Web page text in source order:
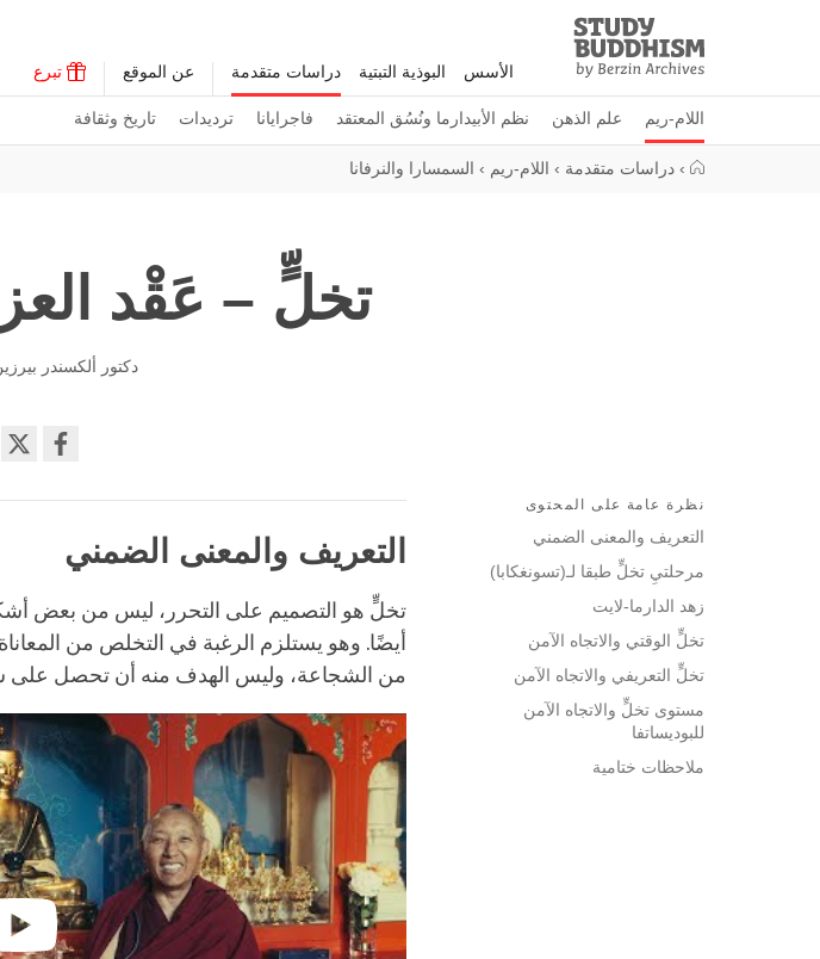
Study
Buddhism
Home
الأسس البوذية التبتية دراسات متقدمة
اللام-ريم علم الذهن نظم الأبيدارما ونُسُق المعتقد فاجرايانا ترديدات تاريخ وثقافة
عن الموقع تبرع
› دراسات متقدمة › اللام-ريم › السمسارا والنرفانا
تخلٍّ – عَقْد
دكتور ألكسندر
on
نظرة عامة على المحتوى
التعريف والمعنى الضمني
مرحلتيِ تخلٍّ طبقا لـ(تسونغكابا)
زهد الدارما-لايت
تخلٍّ الوقتي والاتجاه الآمن
تخلٍّ التعريفي والاتجاه الآمن
مستوى تخلٍّ والاتجاه الآمن
للبوديساتفا
ملاحظات ختامية
التعريف والمعنى الضمني
تخلٍّ هو التصميم على التحرر، ليس من بعض
أيضًا. وهو يستلزم الرغبة في التخلص من
من الشجاعة، وليس الهدف منه أن تحصل على